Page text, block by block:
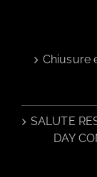
Chiusure
SALUTE
DAY